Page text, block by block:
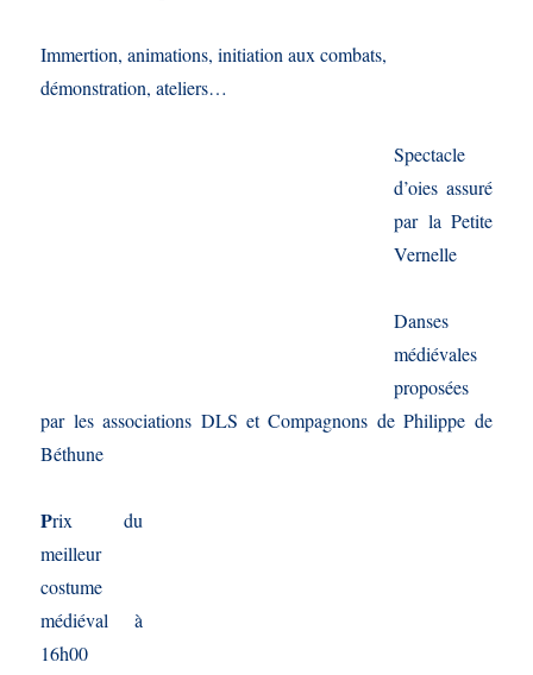
Immertion, animations, initiation aux combats,
démonstration, ateliers…
Spectacle
d’oies assuré
par la Petite
Vernelle
Danses
médiévales
proposées
par les associations DLS et Compagnons de Philippe de
Béthune
Prix du
meilleur
costume
médiéval à
16h00